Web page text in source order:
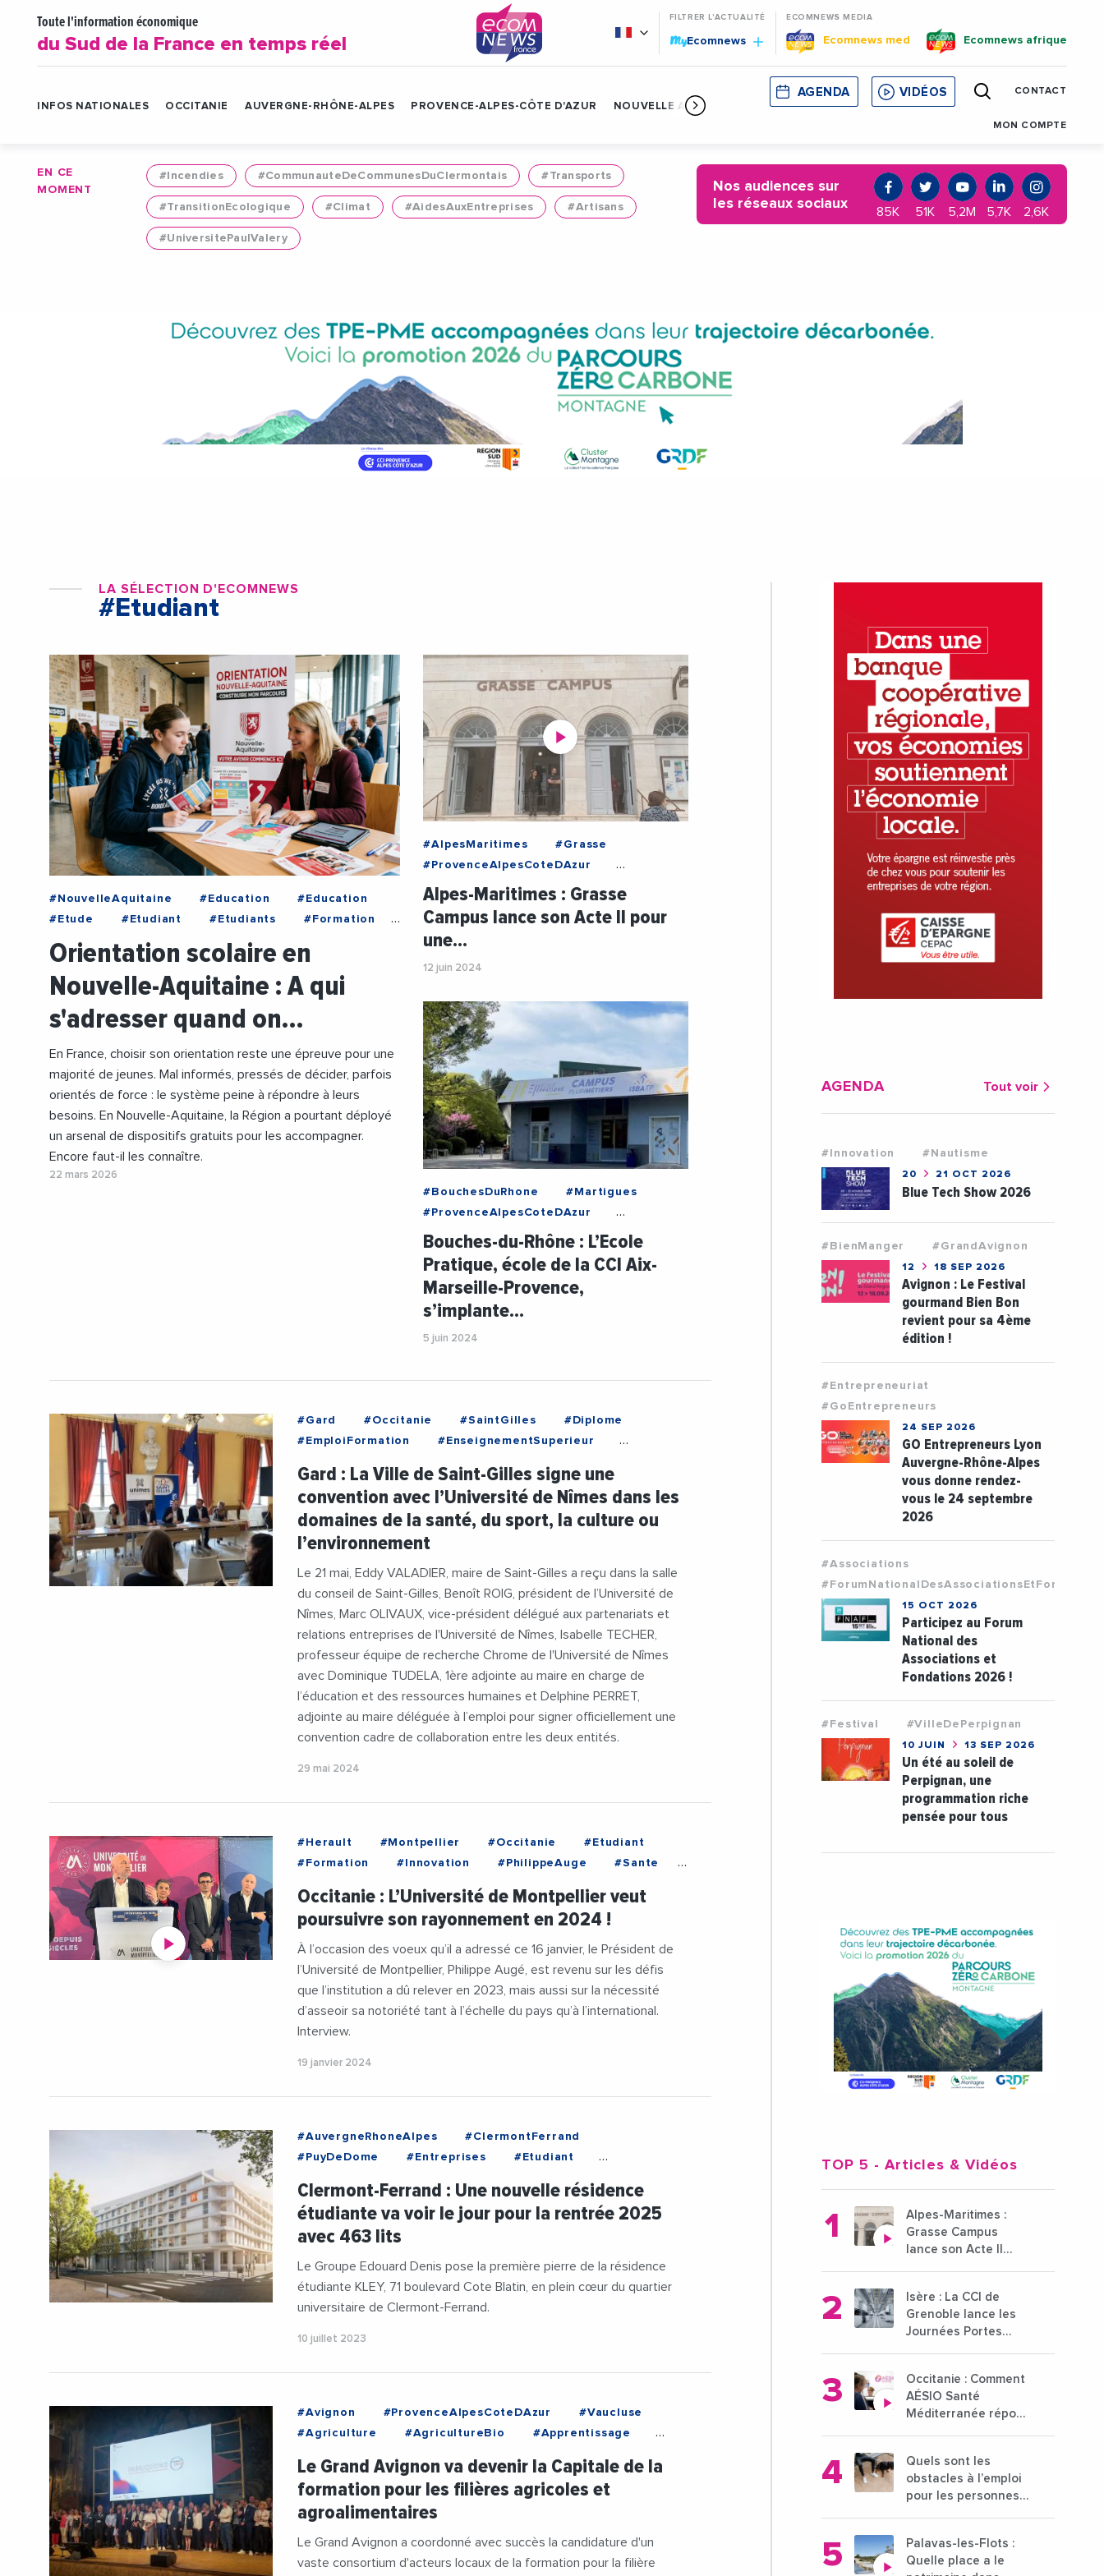
Toute l'information économique
du Sud de la France en temps réel
FILTRER L'ACTUALITÉ
MyEcomnews
ECOMNEWS MEDIA
Ecomnews med Ecomnews afrique
INFOS NATIONALES OCCITANIE AUVERGNE-RHÔNE-ALPES PROVENCE-ALPES-CÔTE D'AZUR NOUVELLE AQUITAINE CORSE MONACO CATALOGNE
AGENDA VIDÉOS CONTACT
MON COMPTE
EN CE
MOMENT
#Incendies #CommunauteDeCommunesDuClermontais #Transports
#TransitionEcologique #Climat #AidesAuxEntreprises #Artisans
#UniversitePaulValery
Nos audiences sur
les réseaux sociaux
85K 51K 5,2M 5,7K 2,6K
LA SÉLECTION D'ECOMNEWS
#Etudiant
#NouvelleAquitaine #Education
#Education
#Etude
#Etudiant #Etudiants
#Formation
#Lycee
#Orientation
#Parcoursup
#Scolarite
Orientation scolaire en
Nouvelle-Aquitaine : A qui
s'adresser quand on…
En France, choisir son orientation reste une épreuve pour une
majorité de jeunes. Mal informés, pressés de décider, parfois
orientés de force : le système peine à répondre à leurs
besoins. En Nouvelle-Aquitaine, la Région a pourtant déployé
un arsenal de dispositifs gratuits pour les accompagner.
Encore faut-il les connaître.
22 mars 2026
#AlpesMaritimes
#Grasse
#ProvenceAlpesCoteDAzur
#AgglomerationPaysDeGrasse
#CommunauteDAgglomerationDuPaysDeGrasse
#Education
#Enseignement
#EnseignementSuperieur
#Etudiant
#Urbanisme
#Videos
#VilleDeGrasse
Alpes-Maritimes : Grasse
Campus lance son Acte II pour
une…
12 juin 2024
#BouchesDuRhone
#Martigues
#ProvenceAlpesCoteDAzur
#CCIAixMarseilleProvence
#Formation
#JeanLucChauvin
#Numerique
Bouches-du-Rhône : L’Ecole
Pratique, école de la CCI Aix-
Marseille-Provence,
s’implante…
5 juin 2024
#Gard #Occitanie #SaintGilles
#Diplome
#EmploiFormation
#EnseignementSuperieur
#UniversiteDeNimes
Gard : La Ville de Saint-Gilles signe une
convention avec l’Université de Nîmes dans les
domaines de la santé, du sport, la culture ou
l’environnement
Le 21 mai, Eddy VALADIER, maire de Saint-Gilles a reçu dans la salle
du conseil de Saint-Gilles, Benoît ROIG, président de l’Université de
Nîmes, Marc OLIVAUX, vice-président délégué aux partenariats et
relations entreprises de l'Université de Nîmes, Isabelle TECHER,
professeur équipe de recherche Chrome de l'Université de Nîmes
avec Dominique TUDELA, 1ère adjointe au maire en charge de
l’éducation et des ressources humaines et Delphine PERRET,
adjointe au maire déléguée à l’emploi pour signer officiellement une
convention cadre de collaboration entre les deux entités.
29 mai 2024
#Herault #Montpellier #Occitanie
#Etudiant
#Formation
#Innovation #PhilippeAuge
#Sante
#Voeux2024
Occitanie : L’Université de Montpellier veut
poursuivre son rayonnement en 2024 !
À l’occasion des voeux qu’il a adressé ce 16 janvier, le Président de
l’Université de Montpellier, Philippe Augé, est revenu sur les défis
que l’institution a dû relever en 2023, mais aussi sur la nécessité
d’asseoir sa notoriété tant à l’échelle du pays qu’à l’international.
Interview.
19 janvier 2024
#AuvergneRhoneAlpes
#ClermontFerrand
#PuyDeDome
#Entreprises
#Etudiant
Clermont-Ferrand : Une nouvelle résidence
étudiante va voir le jour pour la rentrée 2025
avec 463 lits
Le Groupe Edouard Denis pose la première pierre de la résidence
étudiante KLEY, 71 boulevard Cote Blatin, en plein cœur du quartier
universitaire de Clermont-Ferrand.
10 juillet 2023
#Avignon #ProvenceAlpesCoteDAzur
#Vaucluse
#Agriculture
#AgricultureBio
#Apprentissage
#GrandAvignon
#JoelGuin
#ReconversionProfessionnelle
Le Grand Avignon va devenir la Capitale de la
formation pour les filières agricoles et
agroalimentaires
Le Grand Avignon a coordonné avec succès la candidature d'un
vaste consortium d'acteurs locaux de la formation pour la filière
AGENDA Tout voir
#Innovation #Nautisme
20 21 OCT 2026
Blue Tech Show 2026
#BienManger #GrandAvignon
12 18 SEP 2026
Avignon : Le Festival
gourmand Bien Bon
revient pour sa 4ème
édition !
#Entrepreneuriat
#GoEntrepreneurs
24 SEP 2026
GO Entrepreneurs Lyon
Auvergne-Rhône-Alpes
vous donne rendez-
vous le 24 septembre
2026
#Associations
15 OCT 2026
Participez au Forum
National des
Associations et
Fondations 2026 !
#Festival #VilleDePerpignan
10 JUIN 13 SEP 2026
Un été au soleil de
Perpignan, une
programmation riche
pensée pour tous
TOP 5 - Articles & Vidéos
Alpes-Maritimes :
Grasse Campus
lance son Acte II
pour l'enseignement
supérieur
Isère : La CCI de
Grenoble lance les
Journées Portes
21 octobre 2024
Occitanie : Comment
AÉSIO Santé
Méditerranée répond
médicaux ?
Quels sont les
obstacles à l’emploi
pour les personnes
Palavas-les-Flots :
Quelle place a le